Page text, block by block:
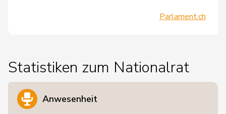
Parlament.ch
Statistiken zum Nationalrat
Anwesenheit